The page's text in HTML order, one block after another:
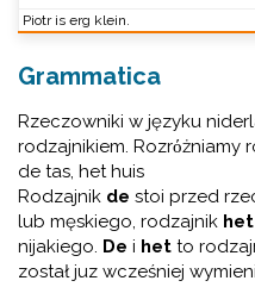
Piotr is erg klein.
Grammatica
Rzeczowniki w języku
rodzajnikiem. Rozrόżniamy
de tas, het huis
Rodzajnik de stoi przed
lub męskiego, rodzajnik het
nijakiego. De i het to
został juz wcześniej